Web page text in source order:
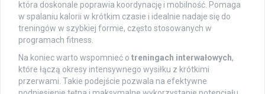
która doskonale poprawia koordynację i mobilność. Pomaga
w spalaniu kalorii w krótkim czasie i idealnie nadaje się do
treningów w szybkiej formie, często stosowanych w
programach fitness.
Na koniec warto wspomnieć o treningach interwałowych,
które łączą okresy intensywnego wysiłku z krótkimi
przerwami. Takie podejście pozwala na efektywne